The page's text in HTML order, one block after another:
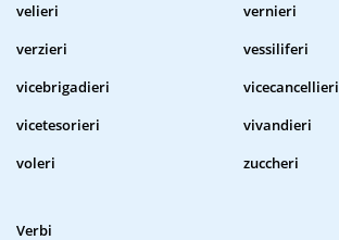
velieri
vernieri
verzieri
vessiliferi
vicebrigadieri
vicecancellieri
vicetesorieri
vivandieri
voleri
zuccheri
Verbi